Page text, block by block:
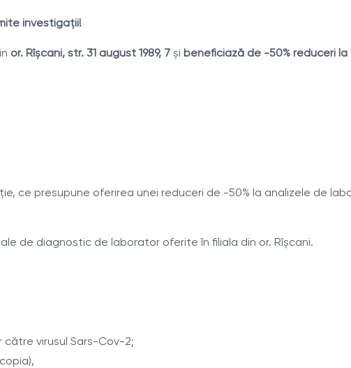
investigaţii!
or. Rîșcani, str. 31 august 1989, 7 și beneficiază de -50% reduceri
ce presupune oferirea unei reduceri de -50% la analizele de
de diagnostic de laborator oferite în filiala din or. Rîșcani.
virusul Sars-Cov-2;